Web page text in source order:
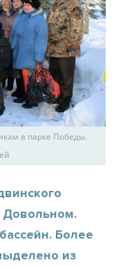
в парке Победы.
Довольном.
Более
из